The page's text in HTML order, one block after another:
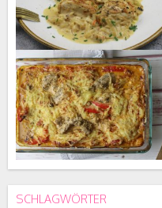
SCHLAGWÖRTER